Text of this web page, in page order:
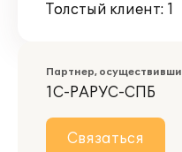
Толстый клиент: 1
Партнер,
1С-РАРУС-СПБ
Связаться